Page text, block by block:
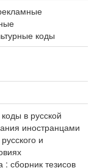
коды
в русской
иностранцами
и
сборник тезисов